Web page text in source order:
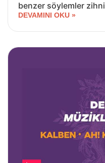
benzer söylemler
DEVAMINI OKU »